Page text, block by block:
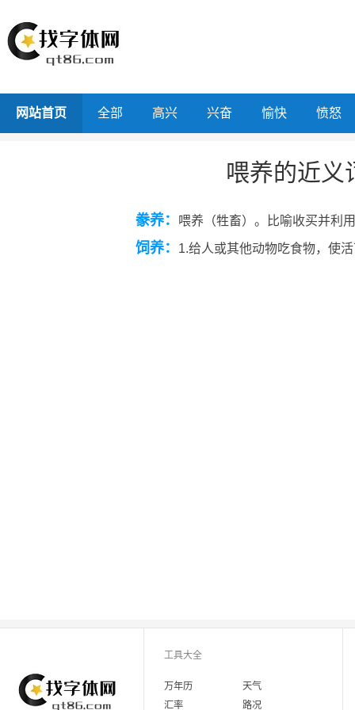
网站首页 全部 高兴 兴奋 愉快 愤怒
喂养的近义
豢养： 喂养（牲畜）。比喻收买并利
饲养： 1.给人或其他动物吃食物，使
工具大全
万年历
天气
汇率
路况